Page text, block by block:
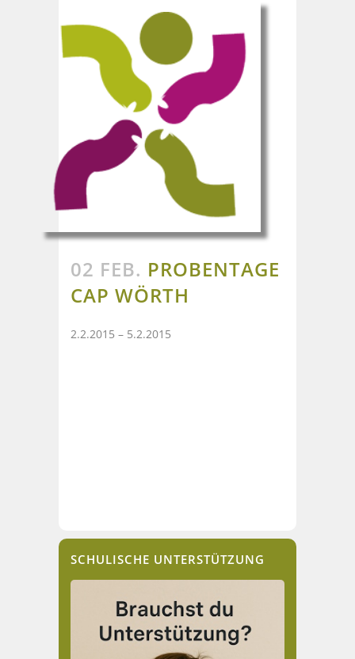
02 FEB. PROBENTAGE
CAP WÖRTH
2.2.2015 – 5.2.2015
SCHULISCHE UNTERSTÜTZUNG